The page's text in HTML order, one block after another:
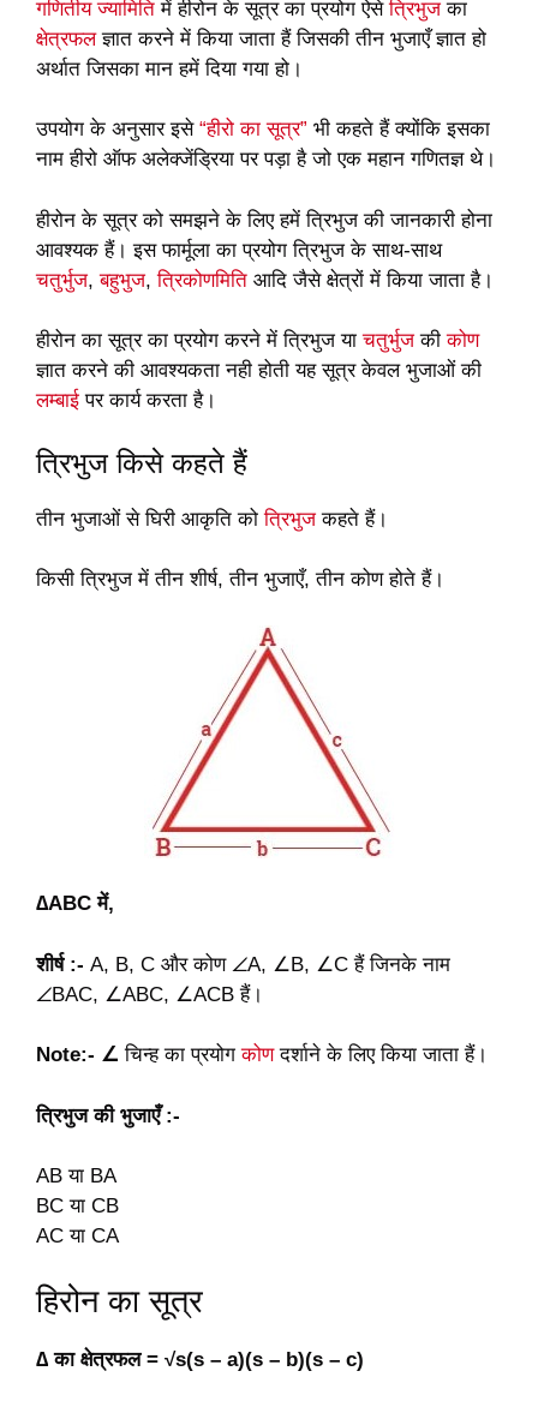
गणितीय ज्यामिति में हीरोन के सूत्र का प्रयोग ऐसेत्रिभुजका
क्षेत्रफलज्ञात करने में किया जाता हैं जिसकी तीन भुजाएँ ज्ञात हो
अर्थात जिसका मान हमें दिया गया हो।
उपयोग के अनुसार इसे “हीरो का सूत्र” भी कहते हैं क्योंकि इसका
नाम हीरो ऑफ अलेक्जेंड्रिया पर पड़ा है जो एक महान गणितज्ञ थे।
हीरोन के सूत्र को समझने के लिए हमें त्रिभुज की जानकारी होना
आवश्यक हैं। इस फार्मूला का प्रयोग त्रिभुज के साथ-साथ
चतुर्भुज,बहुभुज,त्रिकोणमिति आदि जैसे क्षेत्रों में किया जाता है।
हीरोन का सूत्र का प्रयोग करने में त्रिभुज याचतुर्भुजकीकोण
ज्ञात करने की आवश्यकता नही होती यह सूत्र केवल भुजाओं की
लम्बाई पर कार्य करता है।
त्रिभुज किसे कहते हैं
तीन भुजाओं से घिरी आकृति कोत्रिभुजकहते हैं।
किसी त्रिभुज में तीन शीर्ष, तीन भुजाएँ, तीन कोण होते हैं।
∆ABC में,
शीर्ष :- A, B, C और कोण ∠A, ∠B, ∠C हैं जिनके नाम
∠BAC, ∠ABC, ∠ACB हैं।
Note:- ∠ चिन्ह का प्रयोगकोणदर्शाने के लिए किया जाता हैं।
त्रिभुज की भुजाएँ :-
AB या BA
BC या CB
AC या CA
हिरोन का सूत्र
∆ का क्षेत्रफल = √s(s – a)(s – b)(s – c)